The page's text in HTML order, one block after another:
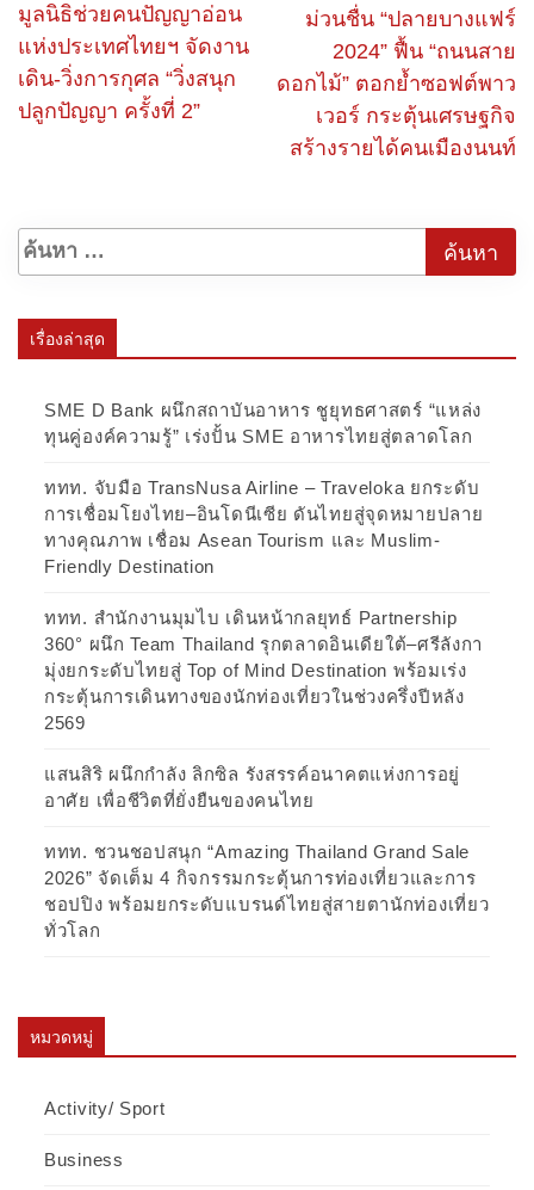
มูลนิธิช่วยคนปัญญาอ่อน
แห่งประเทศไทยฯ จัดงาน
เดิน-วิ่งการกุศล “วิ่งสนุก
ปลูกปัญญา ครั้งที่ 2”
ม่วนชื่น “ปลายบางแฟร์
2024” ฟื้น “ถนนสาย
ดอกไม้” ตอกย้ำซอฟต์พาว
เวอร์ กระตุ้นเศรษฐกิจ
สร้างรายได้คนเมืองนนท์
เรื่องล่าสุด
SME D Bank ผนึกสถาบันอาหาร ชูยุทธศาสตร์ “แหล่ง
ทุนคู่องค์ความรู้” เร่งปั้น SME อาหารไทยสู่ตลาดโลก
ททท. จับมือ TransNusa Airline – Traveloka ยกระดับ
การเชื่อมโยงไทย–อินโดนีเซีย ดันไทยสู่จุดหมายปลาย
ทางคุณภาพ เชื่อม Asean Tourism และ Muslim-
Friendly Destination
ททท. สำนักงานมุมไบ เดินหน้ากลยุทธ์ Partnership
360° ผนึก Team Thailand รุกตลาดอินเดียใต้–ศรีลังกา
มุ่งยกระดับไทยสู่ Top of Mind Destination พร้อมเร่ง
กระตุ้นการเดินทางของนักท่องเที่ยวในช่วงครึ่งปีหลัง
2569
แสนสิริ ผนึกกำลัง ลิกซิล รังสรรค์อนาคตแห่งการอยู่
อาศัย เพื่อชีวิตที่ยั่งยืนของคนไทย
ททท. ชวนชอปสนุก “Amazing Thailand Grand Sale
2026” จัดเต็ม 4 กิจกรรมกระตุ้นการท่องเที่ยวและการ
ชอปปิง พร้อมยกระดับแบรนด์ไทยสู่สายตานักท่องเที่ยว
ทั่วโลก
หมวดหมู่
Activity/ Sport
Business